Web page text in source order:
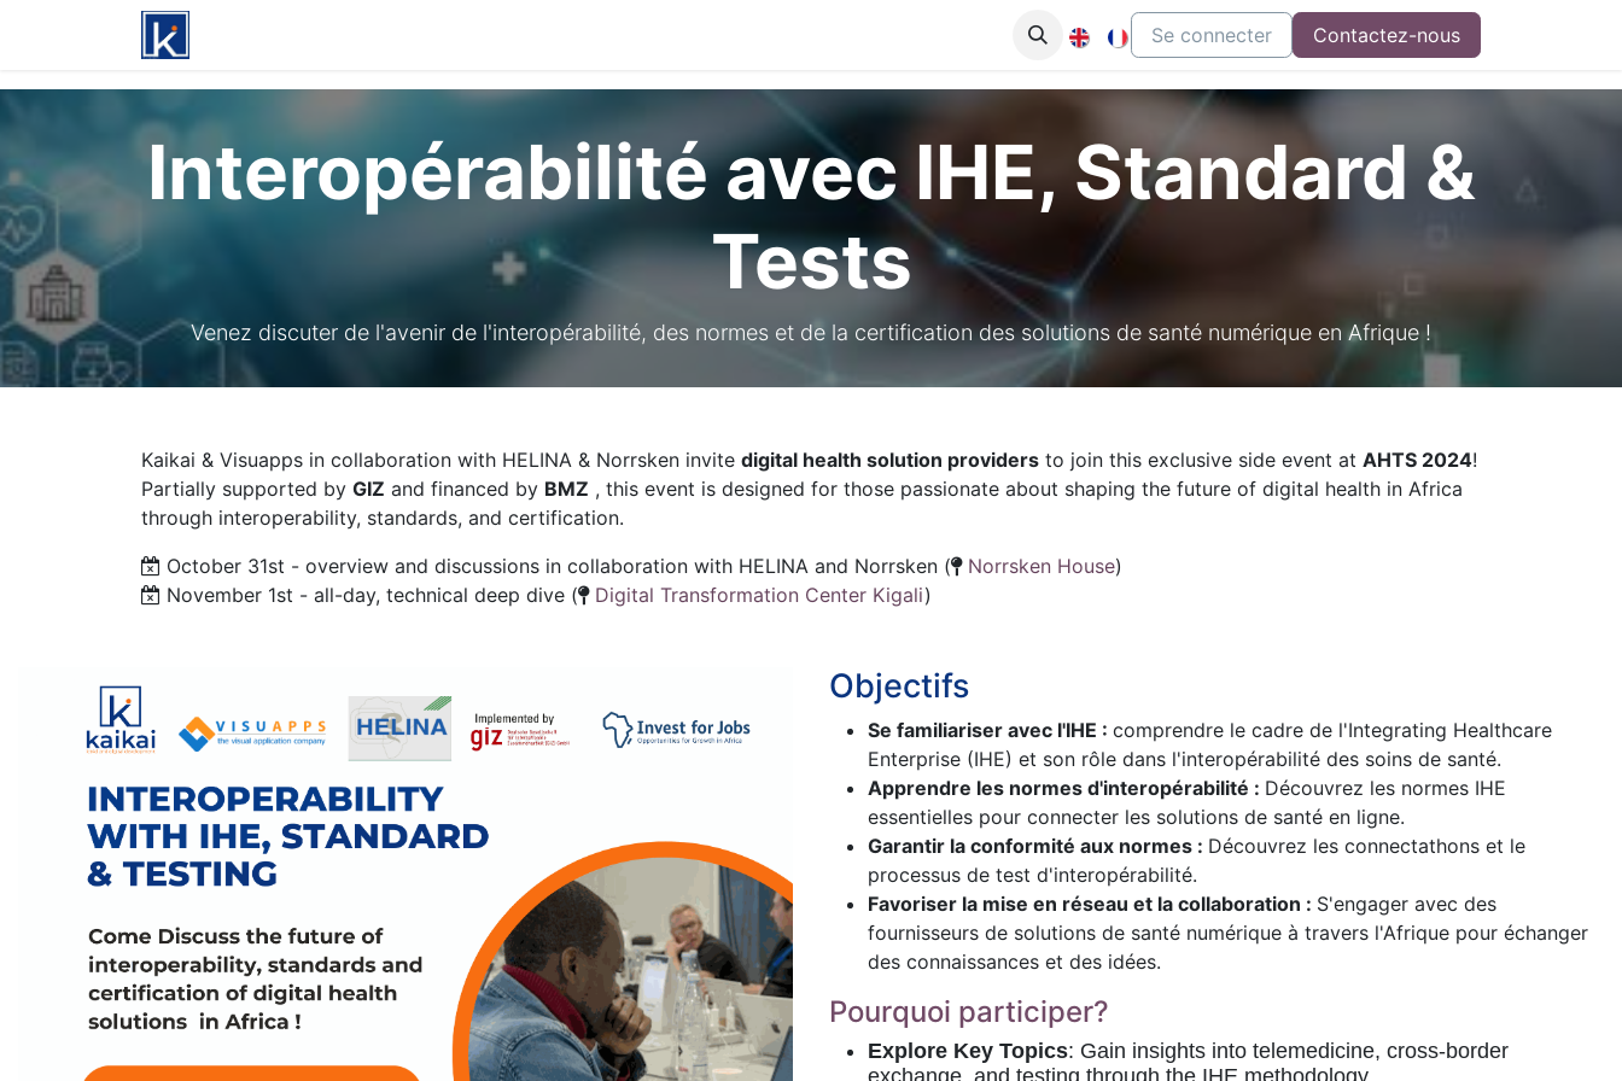
Coworking & Salles de Formation Se connecter Contactez-nous
Interopérabilité avec IHE, Standard&
Tests
Venez discuter de l'avenir de l'interopérabilité, des normes et de la certification des solutions de santé numérique en Afrique !
Kaikai & Visuapps in collaboration with HELINA & Norrsken invite digital health solution providers to join this exclusive side event at AHTS 2024!
Partially supported by GIZ and financed by BMZ , this event is designed for those passionate about shaping the future of digital health in Africa
through interoperability, standards, and certification.
October 31st - overview and discussions in collaboration with HELINA and Norrsken (
Norrsken House)
November 1st - all-day, technical deep dive (
Digital Transformation Center Kigali)
Objectifs
Se familiariser avec l'IHE : comprendre le cadre de l'Integrating Healthcare
Enterprise (IHE) et son rôle dans l'interopérabilité des soins de santé.
Apprendre les normes d'interopérabilité : Découvrez les normes IHE
essentielles pour connecter les solutions de santé en ligne.
Garantir la conformité aux normes : Découvrez les connectathons et le
processus de test d'interopérabilité.
Favoriser la mise en réseau et la collaboration : S'engager avec des
fournisseurs de solutions de santé numérique à travers l'Afrique pour échanger
des connaissances et des idées.
Pourquoi participer?
Explore Key Topics: Gain insights into telemedicine, cross-border
exchange, and testing through the IHE methodology